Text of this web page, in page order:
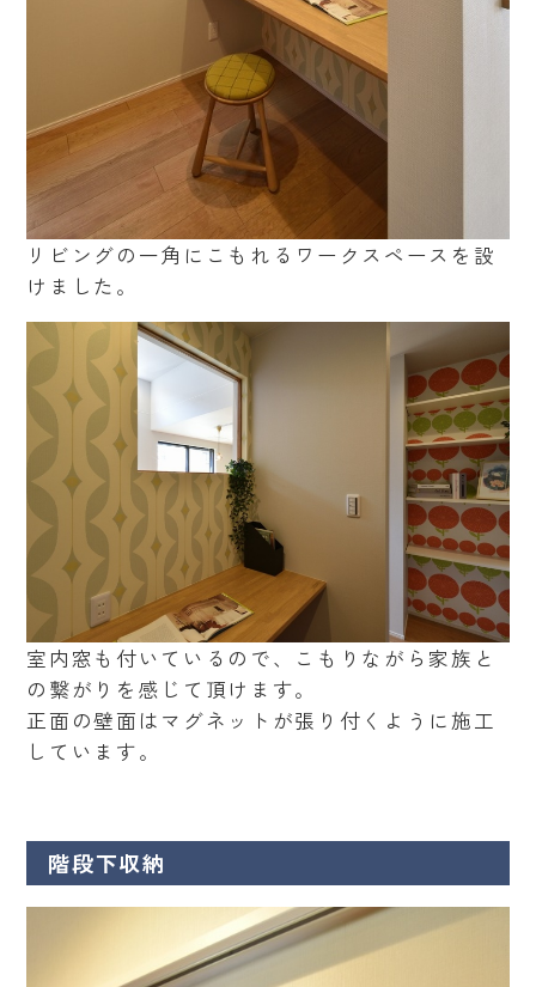
リビングの一角にこもれるワークスペースを設
けました。
室内窓も付いているので、こもりながら家族と
の繋がりを感じて頂けます。
正面の壁面はマグネットが張り付くように施工
しています。
階段下収納